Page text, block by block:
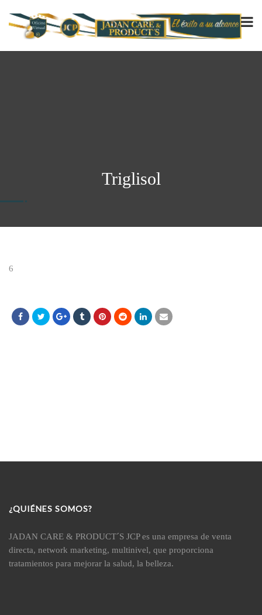
Triglisol
6
¿QUIÉNES SOMOS?
JADAN CARE & PRODUCT´S JCP es una empresa de venta
directa, network marketing, multinivel, que proporciona
tratamientos para mejorar la salud, la belleza.